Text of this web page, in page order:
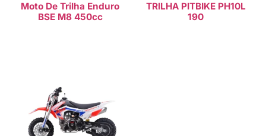
Moto De Trilha Enduro
BSE M8 450cc
TRILHA PITBIKE PH10L
190